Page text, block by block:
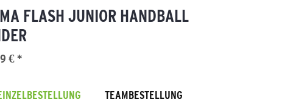
FLASH JUNIOR HANDBALL
€ *
TEAMBESTELLUNG